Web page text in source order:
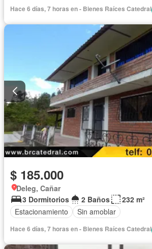
Hace 6 días, 7 horas en - Bienes Raíces Catedral
$ 185.000
Deleg, Cañar
3 Dormitorios
2 Baños
232 m²
Estacionamiento
Sin amoblar
Hace 6 días, 7 horas en - Bienes Raíces Catedral